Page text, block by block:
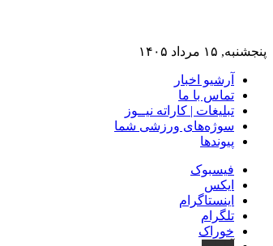
پنجشنبه, ۱۵ مرداد ۱۴۰۵
آرشیو اخبار
تماس‌ با‌ ما
تبلیغات | کاراته نیــوز
سوژه‌های ورزشی شما
پیوندها
فیسبوک
ایکس
اینستاگرام
تلگرام
خوراک